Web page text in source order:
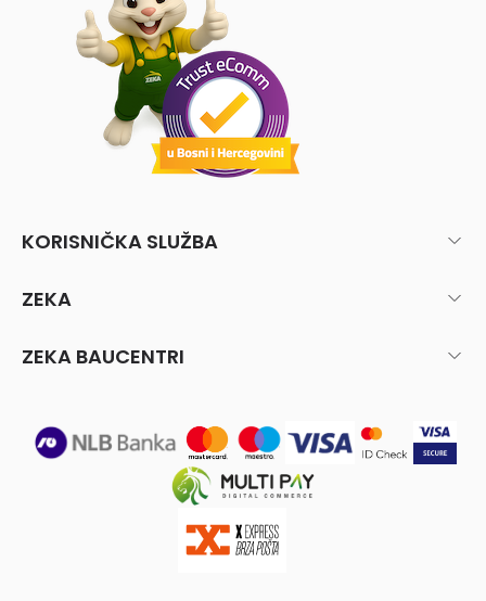
KORISNIČKA SLUŽBA
ZEKA
ZEKA BAUCENTRI